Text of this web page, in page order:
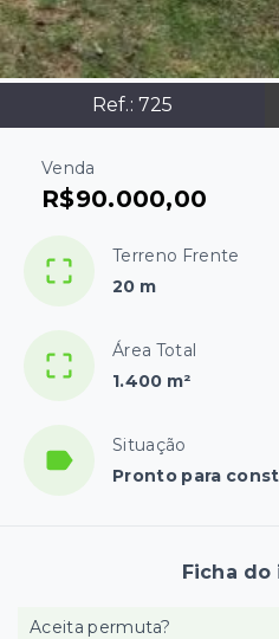
Ref.: 725
Venda
R$90.000,00
Terreno Frente
20 m
Área Total
1.400 m²
Situação
Pronto para
Ficha do
Aceita permuta?